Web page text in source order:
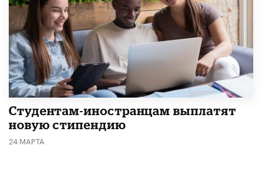
Студентам-иностранцам выплатят
новую стипендию
24 МАРТА